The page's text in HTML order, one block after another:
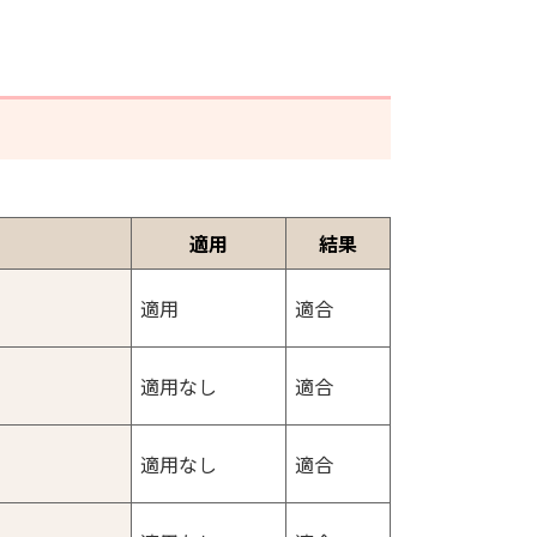
適用 結果
適用 適合
適用なし 適合
適用なし 適合